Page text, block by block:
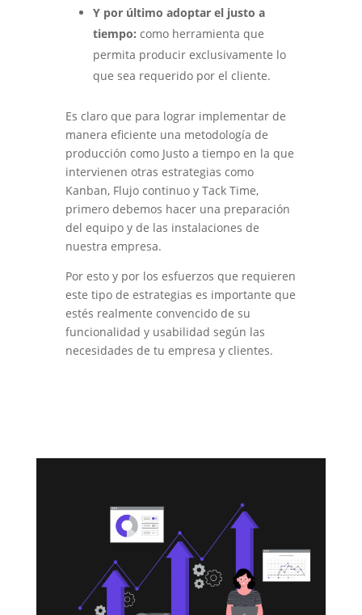
Y por último adoptar el justo a
tiempo: como herramienta que
permita producir exclusivamente lo
que sea requerido por el cliente.
Es claro que para lograr implementar de
manera eficiente una metodología de
producción como Justo a tiempo en la que
intervienen otras estrategias como
Kanban, Flujo continuo y Tack Time,
primero debemos hacer una preparación
del equipo y de las instalaciones de
nuestra empresa.
Por esto y por los esfuerzos que requieren
este tipo de estrategias es importante que
estés realmente convencido de su
funcionalidad y usabilidad según las
necesidades de tu empresa y clientes.